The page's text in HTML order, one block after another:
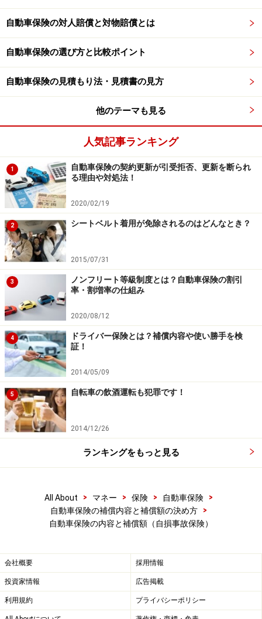
う。
※記事内容は執筆時点のものです。最新の内容をご確認くださ
い。
本記事の内容は一般的な情報提供を目的としており、特定の金融
商品や投資行動を推奨するものではありません。
掲載情報の正確性・完全性については十分に配慮しております
最新の情報や詳細については、必ず各金融機関やサービス提供者
自動車保険の対人賠償と対物賠償とは
自動車保険の選び方と比較ポイント
自動車保険の見積もり法・見積書の見方
他のテーマも見る
人気記事ランキング
1
自動車保険の契約更新が引受拒否、更新を断られ
る理由や対処法！
2020/02/19
2 シートベルト着用が免除されるのはどんなとき？
2015/07/31
3
ノンフリート等級制度とは？自動車保険の割引
率・割増率の仕組み
2020/08/12
4
ドライバー保険とは？補償内容や使い勝手を検
証！
2014/05/09
5 自転車の飲酒運転も犯罪です！
2014/12/26
ランキングをもっと見る
All About > マネー > 保険 > 自動車保険
>
自動車保険の補償内容と補償額の決め方
>
自動車保険の内容と補償額（自損事故保険）
会社概要 採用情報
投資家情報 広告掲載
利用規約 プライバシーポリシー